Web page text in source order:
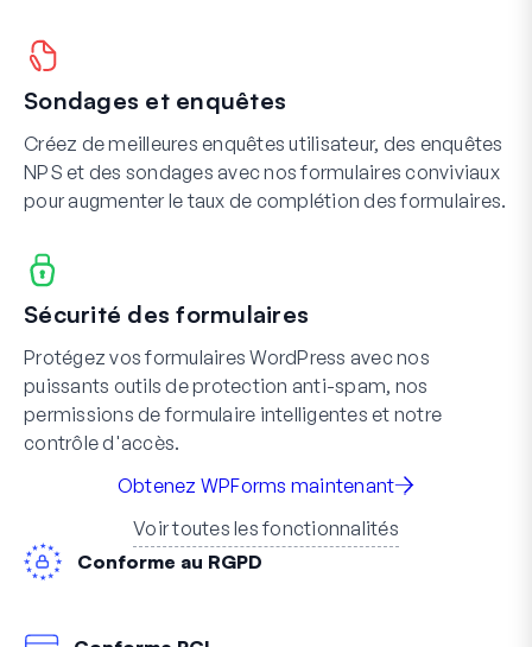
Sondages et enquêtes
Créez de meilleures enquêtes utilisateur, des enquêtes
NPS et des sondages avec nos formulaires conviviaux
pour augmenter le taux de complétion des formulaires.
Sécurité des formulaires
Protégez vos formulaires WordPress avec nos
puissants outils de protection anti-spam, nos
permissions de formulaire intelligentes et notre
contrôle d'accès.
Obtenez WPForms maintenant
Voir toutes les fonctionnalités
Conforme au RGPD